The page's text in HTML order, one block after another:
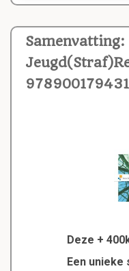
Deze +
Een